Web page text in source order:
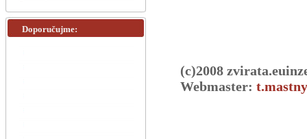
(c)2008
Webmaster:
Doporučujme: